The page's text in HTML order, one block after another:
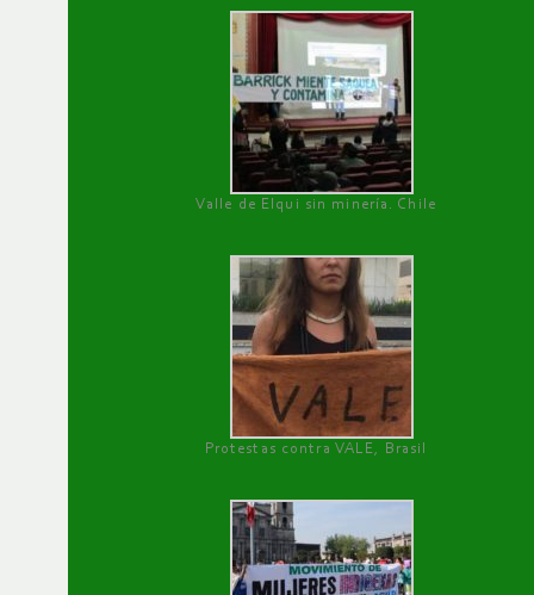
Valle de Elqui sin minería. Chile
Protestas contra VALE, Brasil